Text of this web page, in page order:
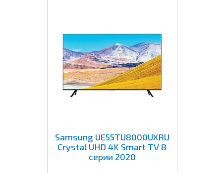
Samsung UE55TU8000UXRU
Crystal UHD 4K Smart TV 8
серии 2020